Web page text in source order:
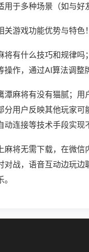
用于多种场景（如与好
关游戏功能优势与特色！
将有什么技巧和规律
操作，通过AI算法调整
潭麻将有没有猫腻；用
分用户反映其他玩家可
动连接等技术手段实现
麻将无需下载，在微
对战，语音互动边玩